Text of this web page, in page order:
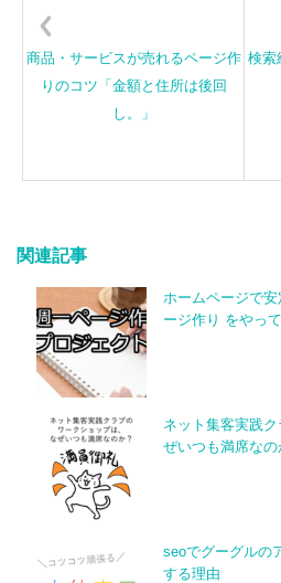
商品・サービスが売れるページ作
りのコツ「金額と住所は後回
し。」
検索
関連記事
ホームページで
ージ作り をやっ
ネット集客実践
ぜいつも満席なの
seoでグーグルの
する理由